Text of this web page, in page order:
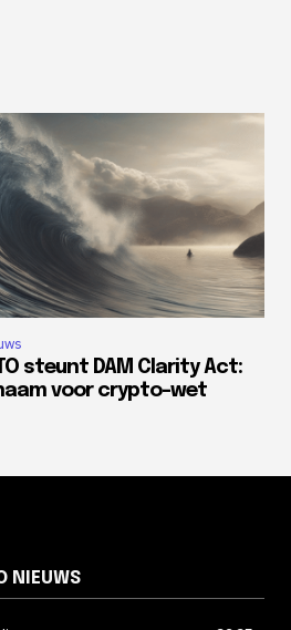
steunt DAM Clarity Act:
voor crypto-wet
NIEUWS